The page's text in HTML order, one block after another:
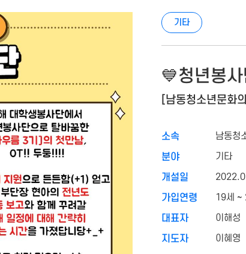
기타
💙청년봉
[남동청소년문화
소속
남동청
분야
기타
개설일
가입연령
19세 ~
대표자
이해성
지도자 이혜영